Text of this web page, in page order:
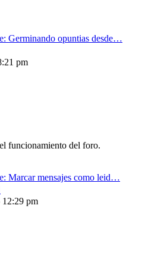
Germinando opuntias desde…
pm
funcionamiento del foro.
Marcar mensajes como leid…
último
mensaje
12:29 pm